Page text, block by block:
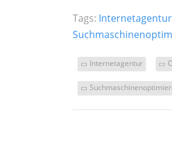
Tags: Internetagentur
Internetagentur